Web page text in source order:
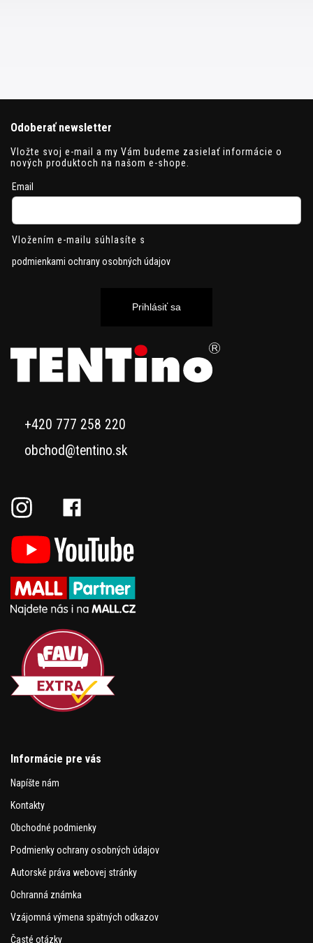
Odoberať newsletter
Vložte svoj e-mail a my Vám budeme zasielať informácie o
nových produktoch na našom e-shope.
Email
Vložením e-mailu súhlasíte s
podmienkami ochrany osobných údajov
Prihlásiť sa
+420 777 258 220
obchod@tentino.sk
Informácie pre vás
Napíšte nám
Kontakty
Obchodné podmienky
Podmienky ochrany osobných údajov
Autorské práva webovej stránky
Ochranná známka
Vzájomná výmena spätných odkazov
Časté otázky